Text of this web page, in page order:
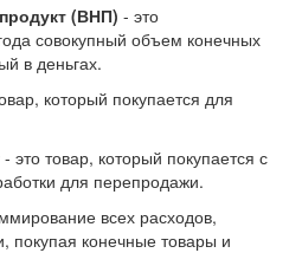
(ВНП) - это
совокупный объем конечных
в деньгах.
который покупается для
- это товар, который покупается с
для перепродажи.
всех расходов,
покупая конечные товары и